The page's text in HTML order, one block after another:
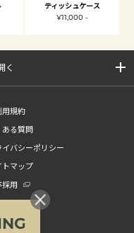
ティッシュケース
¥11,000 -
く
用規約
ある質問
イバシーポリシー
トマップ
用